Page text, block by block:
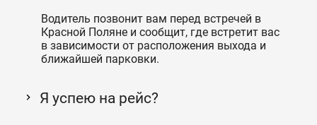
Водитель позвонит вам перед встречей в
Красной Поляне и сообщит, где встретит вас
в зависимости от расположения выхода и
ближайшей парковки.
Я успею на рейс?